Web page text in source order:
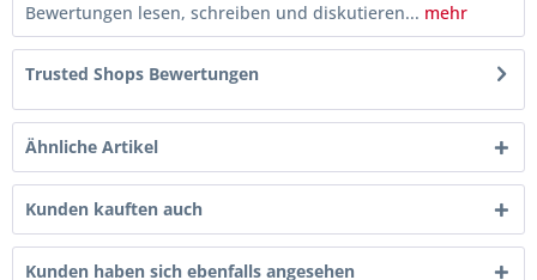
Bewertungen lesen, schreiben und diskutieren... mehr
Trusted Shops Bewertungen
Ähnliche Artikel
Kunden kauften auch
Kunden haben sich ebenfalls angesehen